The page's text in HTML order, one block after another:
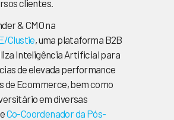
clientes.
& CMO na
Clustie, uma plataforma B2B
Inteligência Artificial para
de elevada performance
de Ecommerce, bem como
em diversas
Co-Coordenador da Pós-